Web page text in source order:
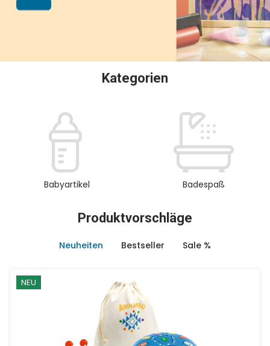
Kategorien
Babyartikel Badespaß
Produktvorschläge
Neuheiten Bestseller Sale %
NEU